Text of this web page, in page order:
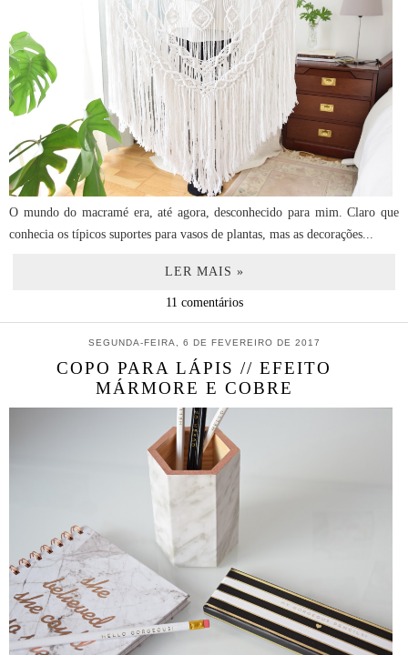
O mundo do macramé era, até agora, desconhecido para mim. Claro que
conhecia os típicos suportes para vasos de plantas, mas as decorações...
LER MAIS »
11 comentários
SEGUNDA-FEIRA, 6 DE FEVEREIRO DE 2017
COPO PARA LÁPIS // EFEITO
MÁRMORE E COBRE